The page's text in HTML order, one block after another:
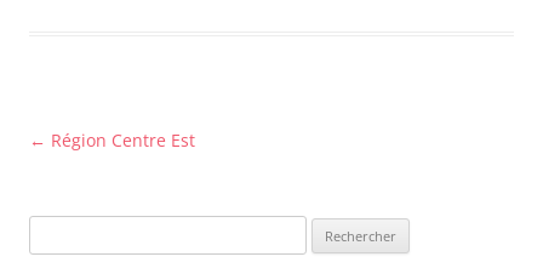
Navigation
← Région Centre Est